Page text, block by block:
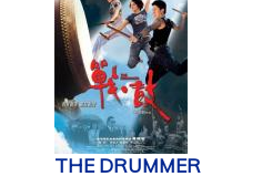
THE DRUMMER